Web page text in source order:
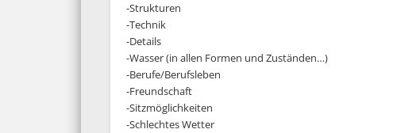
-Strukturen
-Technik
-Details
-Wasser (in allen Formen und Zuständen…)
-Berufe/Berufsleben
-Freundschaft
-Sitzmöglichkeiten
-Schlechtes Wetter